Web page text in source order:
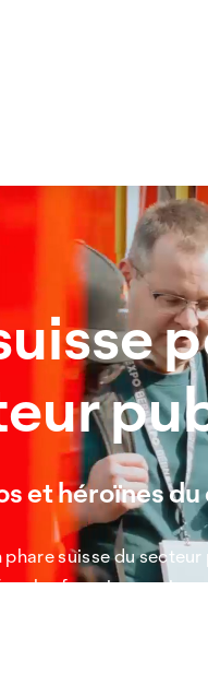
et héroïnes
phare suisse du
les fournisseurs